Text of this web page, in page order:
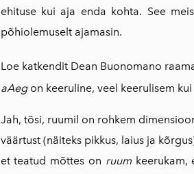
ehituse kui aja enda kohta. See
põhiolemuselt ajamasin.
Loe katkendit Dean Buonomano
aAegon keeruline, veel keerulisem kui
Jah, tõsi, ruumil on rohkem
väärtust (näiteks pikkus, laius ja
et teatud mõttes on ruumkeerukam,